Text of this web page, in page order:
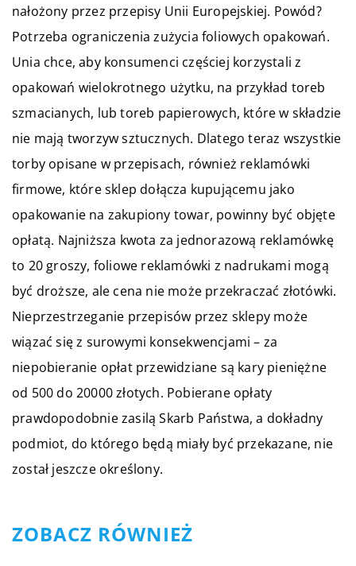
nałożony przez przepisy Unii Europejskiej. Powód?
Potrzeba ograniczenia zużycia foliowych opakowań.
Unia chce, aby konsumenci częściej korzystali z
opakowań wielokrotnego użytku, na przykład toreb
szmacianych, lub toreb papierowych, które w składzie
nie mają tworzyw sztucznych. Dlatego teraz wszystkie
torby opisane w przepisach, również reklamówki
firmowe, które sklep dołącza kupującemu jako
opakowanie na zakupiony towar, powinny być objęte
opłatą. Najniższa kwota za jednorazową reklamówkę
to 20 groszy, foliowe reklamówki z nadrukami mogą
być droższe, ale cena nie może przekraczać złotówki.
Nieprzestrzeganie przepisów przez sklepy może
wiązać się z surowymi konsekwencjami – za
niepobieranie opłat przewidziane są kary pieniężne
od 500 do 20000 złotych. Pobierane opłaty
prawdopodobnie zasilą Skarb Państwa, a dokładny
podmiot, do którego będą miały być przekazane, nie
został jeszcze określony.
ZOBACZ RÓWNIEŻ